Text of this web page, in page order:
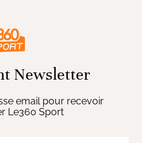
Newsletter
email pour recevoir
Le360 Sport